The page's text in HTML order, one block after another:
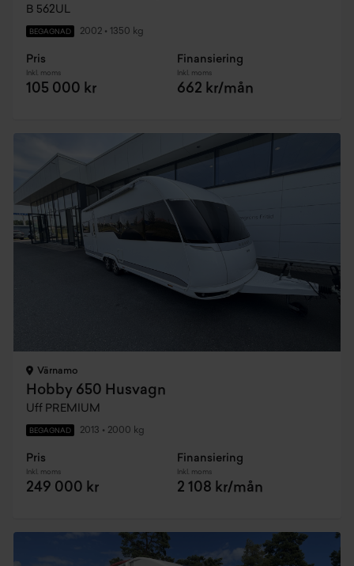
B 562UL
BEGAGNAD 2002 • 1350 kg
Pris
Inkl. moms
105 000 kr
Finansiering
Inkl. moms
662 kr/mån
Värnamo
Hobby 650 Husvagn
Uff PREMIUM
BEGAGNAD 2013 • 2000 kg
Pris
Inkl. moms
249 000 kr
Finansiering
Inkl. moms
2 108 kr/mån